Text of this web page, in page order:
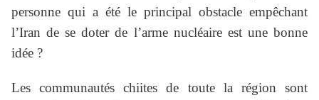
personne qui a été le principal obstacle empêchant
l’Iran de se doter de l’arme nucléaire est une bonne
idée ?
Les communautés chiites de toute la région sont